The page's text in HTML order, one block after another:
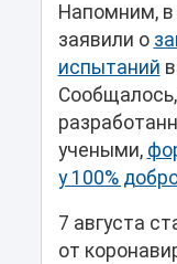
Напомним,
заявили о
испытаний
учеными,
у 100%
7 августа
от